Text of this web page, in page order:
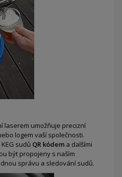
laserem umožňuje precizní
logem vaší společnosti.
sudů QR kódem a dalšími
být propojeny s naším
správu a sledování sudů.